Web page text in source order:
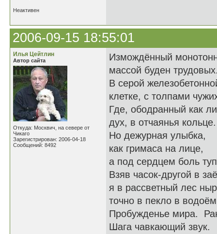
Неактивен
2006-09-15 18:55:01
Илья Цейтлин
Автор сайта
Откуда: Москвич, на севере от
Чикаго
Зарегистрирован: 2006-04-18
Сообщений: 8492
Измождённый
массой буден
В серой
клетке, с толпами
Где, ободранный как
дух, в отчаянья кольце.
Но дежурная улыбка,
как гримаса на лице,
а под сердцем боль
Взяв часок-другой в
я в рассветный лес
точно в пекло в
Пробужденье мира.
Шага чавкающий звук.